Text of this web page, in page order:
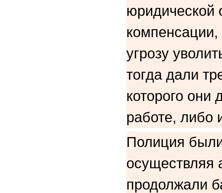
юридической
угрозу
тогда дали
которого
работе, либо
Полиция
осуществляя
продолжали